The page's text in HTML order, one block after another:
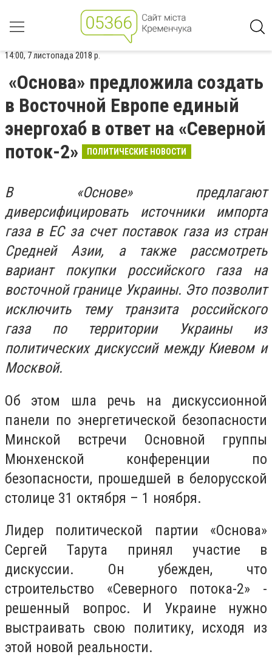
14:00, 7 листопада 2018 р.
«Основа» предложила создать
в Восточной Европе единый
энергохаб в ответ на «Северной
поток-2»
ПОЛИТИЧЕСКИЕ НОВОСТИ
В «Основе» предлагают
диверсифицировать источники импорта
газа в ЕС за счет поставок газа из стран
Средней Азии, а также рассмотреть
вариант покупки российского газа на
восточной границе Украины. Это позволит
исключить тему транзита российского
газа по территории Украины из
политических дискуссий между Киевом и
Москвой.
Об этом шла речь на дискуссионной
панели по энергетической безопасности
Минской встречи Основной группы
Мюнхенской конференции по
безопасности, прошедшей в белорусской
столице 31 октября – 1 ноября.
Лидер политической партии «Основа»
Сергей Тарута принял участие в
дискуссии. Он убежден, что
строительство «Северного потока-2» -
решенный вопрос. И Украине нужно
выстраивать свою политику, исходя из
этой новой реальности.